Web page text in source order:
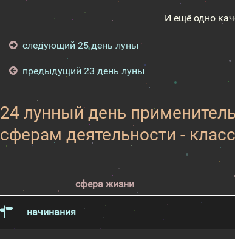
И ещё одно
следующий 25 день луны
предыдущий 23 день луны
24 лунный день
сферам деятельности -
сфера жизни
начинания